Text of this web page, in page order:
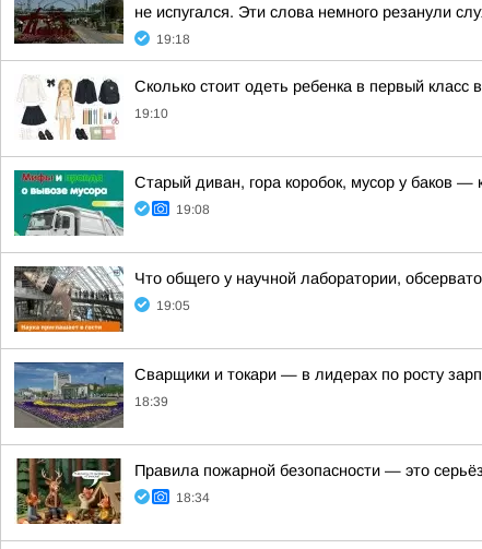
не испугался. Эти слова немного резанули
19:18
Сколько стоит одеть ребенка в первый класс
19:10
Старый диван, гора коробок, мусор у баков —
19:08
Что общего у научной лаборатории,
19:05
Сварщики и токари — в лидерах по росту
18:39
Правила пожарной безопасности — это
18:34